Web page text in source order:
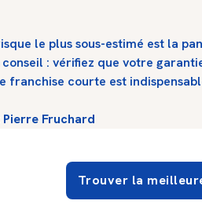
le plus sous-estimé est la
: vérifiez que votre
franchise courte est
Fruchard
Trouver la